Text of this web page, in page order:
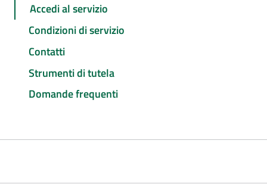
Accedi al servizio
Condizioni di servizio
Contatti
Strumenti di tutela
Domande frequenti